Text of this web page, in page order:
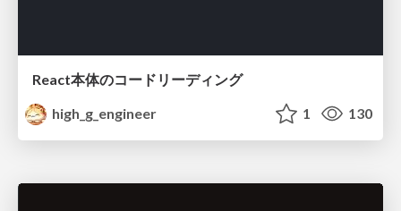
React本体のコードリーディング
high_g_engineer
1 130